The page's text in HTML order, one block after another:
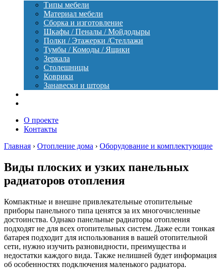
Типы мебели
Материал мебели
Сборка и изготовление
Шкафы / Пеналы / Мойдодыры
Полки / Этажерки /Стеллажи
Тумбы / Комоды / Ящики
Зеркала
Столешницы
Коврики
Занавески и шторы
О проекте
Контакты
Главная › Отопление дома › Оборудование и комплектующие
Виды плоских и узких панельных
радиаторов отопления
Компактные и внешне привлекательные отопительные
приборы панельного типа ценятся за их многочисленные
достоинства. Однако панельные радиаторы отопления
подходят не для всех отопительных систем. Даже если тонкая
батарея подходит для использования в вашей отопительной
сети, нужно изучить разновидности, преимущества и
недостатки каждого вида. Также нелишней будет информация
об особенностях подключения маленького радиатора.